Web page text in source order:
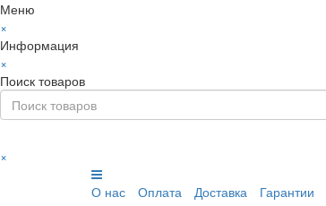
Меню
×
Информация
×
Поиск товаров
×
О нас
Оплата Доставка Гарантии